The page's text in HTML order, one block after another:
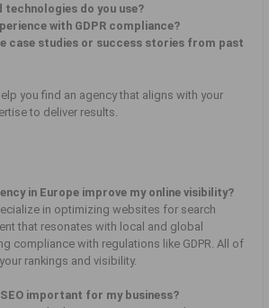
technologies do you use?
with GDPR compliance?
case studies or success stories from past
you find an agency that aligns with your
to deliver results.
in Europe improve my online visibility?
in optimizing websites for search
that resonates with local and global
compliance with regulations like GDPR. All of
rankings and visibility.
important for my business?